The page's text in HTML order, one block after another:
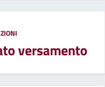
versamento